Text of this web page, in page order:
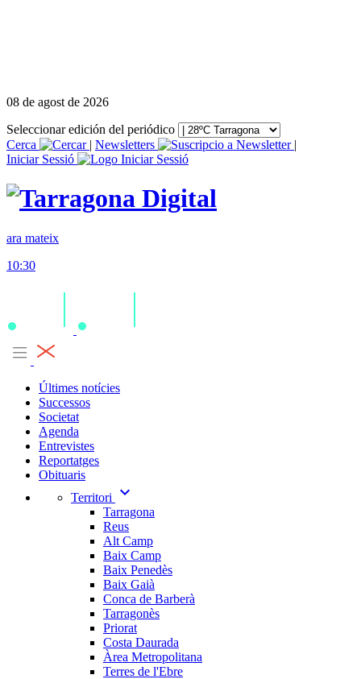
08 de agost de 2026
Seleccionar edición del periódico
Cerca
| Newsletters
|
Iniciar Sessió
ara mateix
10:30
Últimes notícies
Successos
Societat
Agenda
Entrevistes
Reportatges
Obituaris
Territori
expand_more
Tarragona
Reus
Alt Camp
Baix Camp
Baix Penedès
Baix Gaià
Conca de Barberà
Tarragonès
Priorat
Costa Daurada
Àrea Metropolitana
Terres de l'Ebre